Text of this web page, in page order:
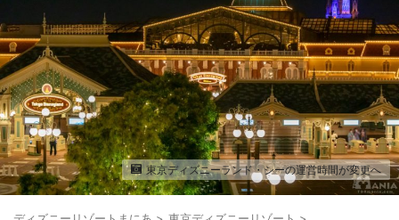
東京ディズニーランド・シーの運営時間が変更へ